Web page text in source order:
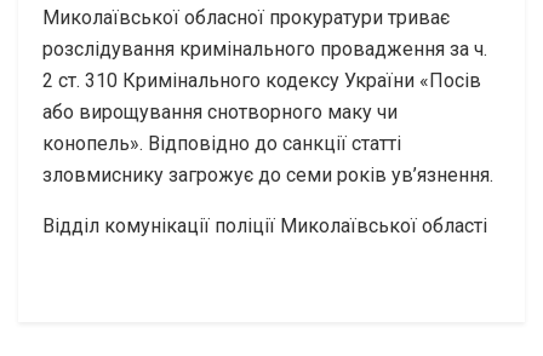
Миколаївської обласної прокуратури триває
розслідування кримінального провадження за ч.
2 ст. 310 Кримінального кодексу України «Посів
або вирощування снотворного маку чи
конопель». Відповідно до санкції статті
зловмиснику загрожує до семи років ув’язнення.
Відділ комунікації поліції Миколаївської області